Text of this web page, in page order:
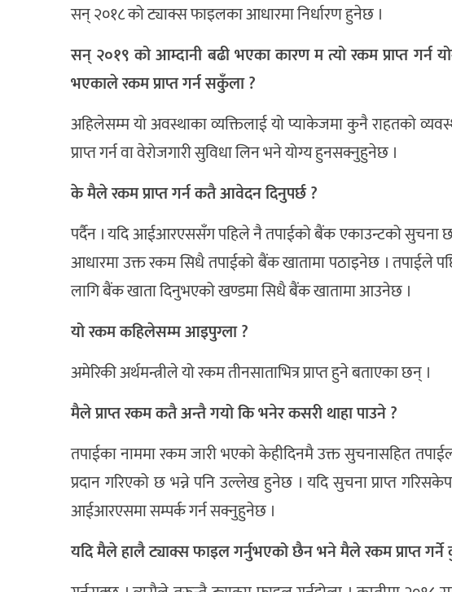
सन् २०१८ को ट्याक्स फाइलका आधारमा निर्धारण हुनेछ ।
सन् २०१९ को आम्दानी बढी भएका कारण म त्यो रकम प्राप्त
भएकाले रकम प्राप्त गर्न सकुँला ?
अहिलेसम्म यो अवस्थाका व्यक्तिलाई यो प्याकेजमा कुनै राहतको
प्राप्त गर्न वा वेरोजगारी सुविधा लिन भने योग्य हुनसक्नुहुनेछ ।
के मैले रकम प्राप्त गर्न कतै आवेदन दिनुपर्छ ?
पर्दैन । यदि आईआरएससँग पहिले नै तपाईको बैंक एकाउन्टको सुचना
आधारमा उक्त रकम सिधै तपाईको बैंक खातामा पठाइनेछ । तपाईले
लागि बैंक खाता दिनुभएको खण्डमा सिधै बैंक खातामा आउनेछ ।
यो रकम कहिलेसम्म आइपुग्ला ?
अमेरिकी अर्थमन्त्रीले यो रकम तीनसाताभित्र प्राप्त हुने बताएका छन् ।
मैले प्राप्त रकम कतै अन्तै गयो कि भनेर कसरी थाहा पाउने ?
तपाईका नाममा रकम जारी भएको केहीदिनमै उक्त सुचनासहित
प्रदान गरिएको छ भन्ने पनि उल्लेख हुनेछ । यदि सुचना प्राप्त
आईआरएसमा सम्पर्क गर्न सक्नुहुनेछ ।
यदि मैले हालै ट्याक्स फाइल गर्नुभएको छैन भने मैले रकम प्राप्त गर्ने